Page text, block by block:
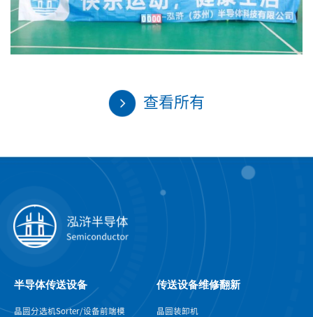
查看所有
半导体传送设备
晶圆分选机Sorter/设备前端模
传送设备维修翻新
晶圆装卸机